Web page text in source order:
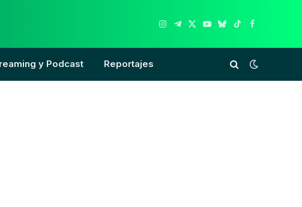
Instagram
Telegram
X
YouTube
Bluesky
TikTokFacebook
y Podcast Reportajes